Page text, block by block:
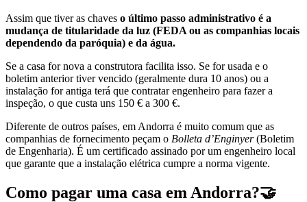
Assim que tiver as chaves o último passo administrativo é a
mudança de titularidade da luz (FEDA ou as companhias locais
dependendo da paróquia) e da água.
Se a casa for nova a construtora facilita isso. Se for usada e o
boletim anterior tiver vencido (geralmente dura 10 anos) ou a
instalação for antiga terá que contratar engenheiro para fazer a
inspeção, o que custa uns 150 € a 300 €.
Diferente de outros países, em Andorra é muito comum que as
companhias de fornecimento peçam o Bolleta d’Enginyer(Boletim
de Engenharia). É um certificado assinado por um engenheiro local
que garante que a instalação elétrica cumpre a norma vigente.
Como pagar uma casa em Andorra?🤝